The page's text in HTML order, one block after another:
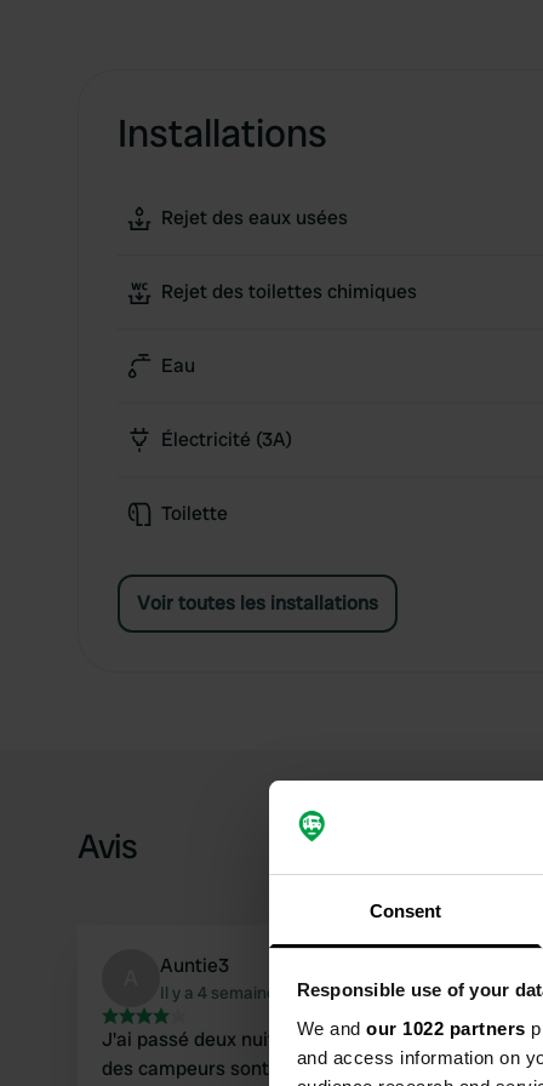
Consent
Responsible use of your
We and our 1022 partners
and access information on
Installations
Rejet des eaux usées
Rejet des toilettes chimiques
Eau
Électricité (3A)
Toilette
Voir toutes les installations
Avis
Auntie3
Il y a 4 semaines
J'ai passé deux nuits dans ce camping. 80 %
des campeurs sont des habitués, avec de jolies